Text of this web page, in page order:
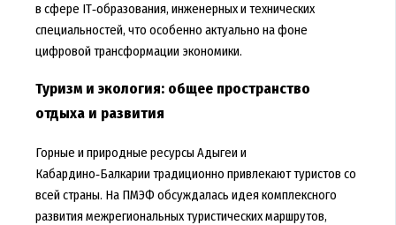
в сфере IT‑образования, инженерных и технических
специальностей, что особенно актуально на фоне
цифровой трансформации экономики.
Туризм и экология: общее пространство
отдыха и развития
Горные и природные ресурсы Адыгеи и
Кабардино‑Балкарии традиционно привлекают туристов со
всей страны. На ПМЭФ обсуждалась идея комплексного
развития межрегиональных туристических маршрутов,